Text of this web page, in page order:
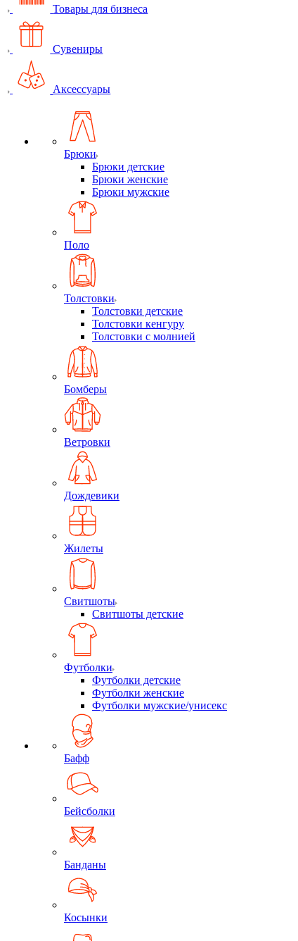
Товары для бизнеса
Сувениры
Аксессуары
Брюки
Брюки детские
Брюки женские
Брюки мужские
Поло
Толстовки
Толстовки детские
Толстовки кенгуру
Толстовки с молнией
Бомберы
Ветровки
Дождевики
Жилеты
Свитшоты
Свитшоты детские
Футболки
Футболки детские
Футболки женские
Футболки мужские/унисекс
Бафф
Бейсболки
Банданы
Косынки